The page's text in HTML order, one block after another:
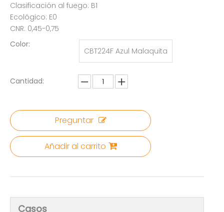
Clasificación al fuego: B1
Ecológico: E0
CNR: 0,45-0,75
Color:
CBT224F Azul Malaquita
Cantidad:
Preguntar
Añadir al carrito
Casos